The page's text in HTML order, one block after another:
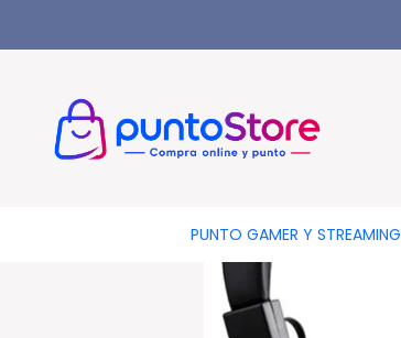
PUNTO GAMER Y STREAMING